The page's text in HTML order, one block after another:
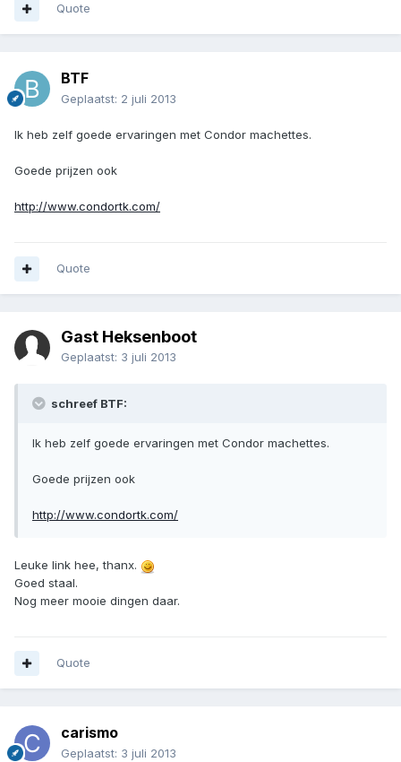
Quote
BTF
Geplaatst: 2 juli 2013
Ik heb zelf goede ervaringen met Condor machettes.
Goede prijzen ook
http://www.condortk.com/
Quote
Gast Heksenboot
Geplaatst: 3 juli 2013
schreef BTF:
Ik heb zelf goede ervaringen met Condor machettes.
Goede prijzen ook
http://www.condortk.com/
Leuke link hee, thanx.
Goed staal.
Nog meer mooie dingen daar.
Quote
carismo
Geplaatst: 3 juli 2013